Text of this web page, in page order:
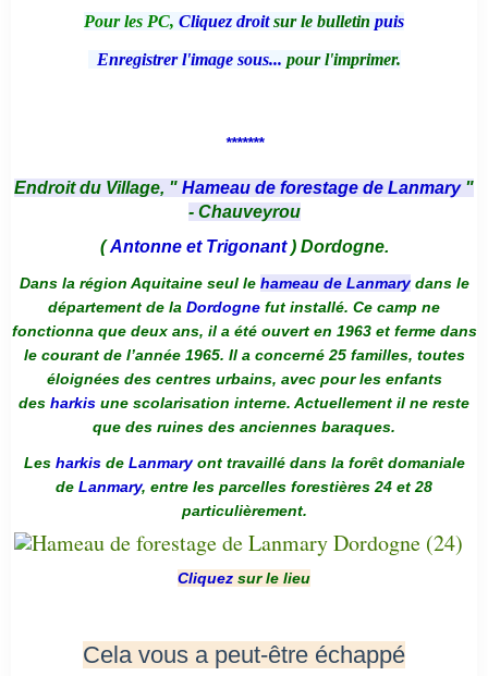
Pour les PC, Cliquez droitsur le bulletin puis
Enregistrer l'image sous... pour l'imprimer.
*******
Endroit du Village, " Hameau de forestage de Lanmary "
- Chauveyrou
(Antonne et Trigonant) Dordogne.
Dans la région Aquitaine seul le hameau de Lanmarydans le
département de la Dordogne fut installé. Ce camp ne
fonctionna que deux ans, il a été ouvert en 1963 et ferme dans
le courant de l’année 1965. Il a concerné 25 familles, toutes
éloignées des centres urbains, avec pour les enfants
des harkis une scolarisation interne. Actuellement il ne reste
que des ruines des anciennes baraques.
Les harkis de Lanmaryont travaillé dans la forêt domaniale
de Lanmary, entre les parcelles forestières 24 et 28
particulièrement.
Cliquez sur le lieu
Cela vous a peut-être échappé